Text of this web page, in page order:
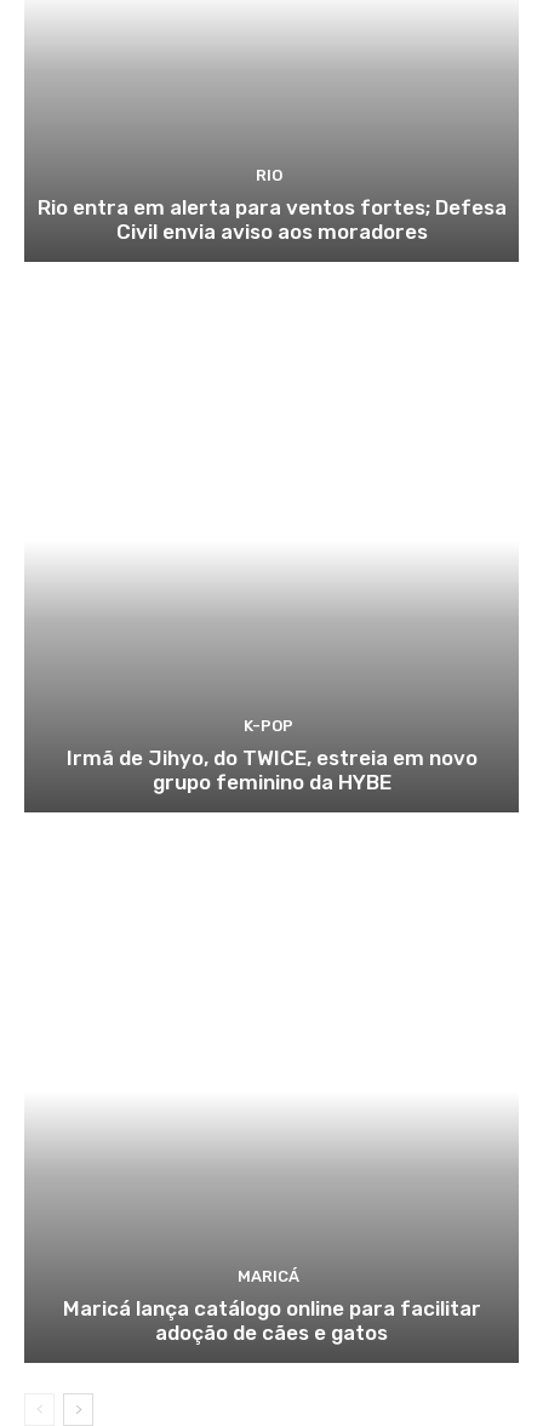
RIO
Rio entra em alerta para ventos fortes; Defesa
Civil envia aviso aos moradores
K-POP
Irmã de Jihyo, do TWICE, estreia em novo
grupo feminino da HYBE
MARICÁ
Maricá lança catálogo online para facilitar
adoção de cães e gatos